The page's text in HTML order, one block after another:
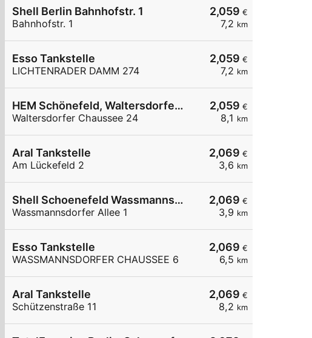
2,059 €
7,2 km
Shell Berlin Bahnhofstr. 1
Bahnhofstr. 1
2,059 €
7,2 km
Esso Tankstelle
LICHTENRADER DAMM 274
2,059 €
8,1 km
HEM Schönefeld, Waltersdorfer Chaussee
Waltersdorfer Chaussee 24
2,069 €
3,6 km
Aral Tankstelle
Am Lückefeld 2
2,069 €
3,9 km
Shell Schoenefeld Wassmannsdorfer Allee 1
Wassmannsdorfer Allee 1
2,069 €
6,5 km
Esso Tankstelle
WASSMANNSDORFER CHAUSSEE 6
2,069 €
8,2 km
Aral Tankstelle
Schützenstraße 11